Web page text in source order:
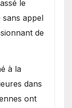
le
sans appel
de
à la
dans
ont